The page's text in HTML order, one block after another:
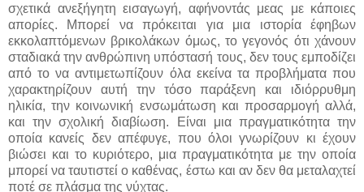
σχετικά ανεξήγητη εισαγωγή, αφήνοντάς μεας με κάποιες
απορίες. Μπορεί να πρόκειται για μια ιστορία έφηβων
εκκολαπτόμενων βρικολάκων όμως, το γεγονός ότι χάνουν
σταδιακά την ανθρώπινη υπόστασή τους, δεν τους εμποδίζει
από το να αντιμετωπίζουν όλα εκείνα τα προβλήματα που
χαρακτηρίζουν αυτή την τόσο παράξενη και ιδιόρρυθμη
ηλικία, την κοινωνική ενσωμάτωση και προσαρμογή αλλά,
και την σχολική διαβίωση. Είναι μια πραγματικότητα την
οποία κανείς δεν απέφυγε, που όλοι γνωρίζουν κι έχουν
βιώσει και το κυριότερο, μια πραγματικότητα με την οποία
μπορεί να ταυτιστεί ο καθένας, έστω και αν δεν θα μεταλαχτεί
ποτέ σε πλάσμα της νύχτας.